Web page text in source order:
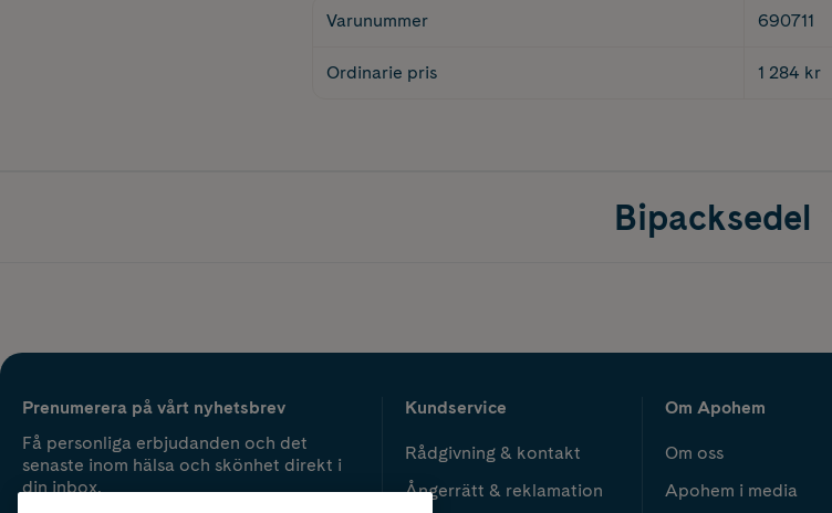
Varunummer 690711
Ordinarie pris 1 284 kr
Bipacksedel
Prenumerera på vårt nyhetsbrev
Få personliga erbjudanden och det
senaste inom hälsa och skönhet direkt i
din inbox.
Kundservice
Rådgivning & kontakt
Ångerrätt & reklamation
Om Apohem
Om oss
Apohem i media